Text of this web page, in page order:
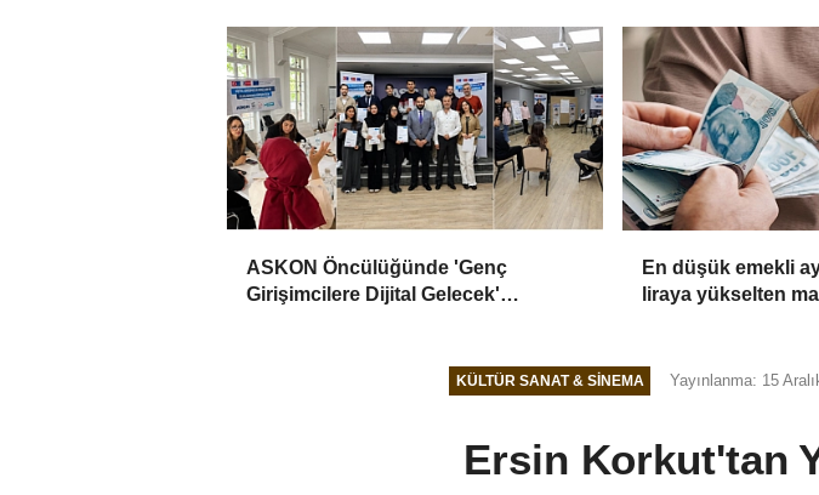
ASKON Öncülüğünde 'Genç
Girişimcilere Dijital Gelecek'
En düşük emekli
liraya yükselten
KÜLTÜR SANAT & SINEMA Yayınlanma: 15
Ersin Korkut'tan